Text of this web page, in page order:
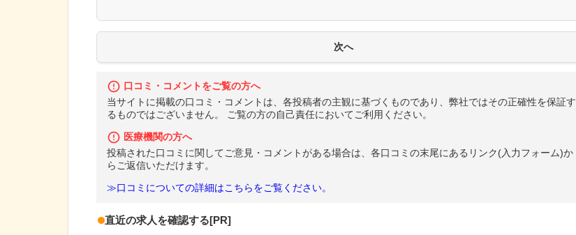
口コミ・コメントをご覧の方へ
当サイトに掲載の口コミ・コメントは、各投稿者の主観に基づくものであり、弊社ではその正確性を保証す
るものではございません。 ご覧の方の自己責任においてご利用ください。
医療機関の方へ
投稿された口コミに関してご意見・コメントがある場合は、各口コミの末尾にあるリンク(入力フォーム)か
らご返信いただけます。
≫口コミについての詳細はこちらをご覧ください。
直近の求人を確認する[PR]